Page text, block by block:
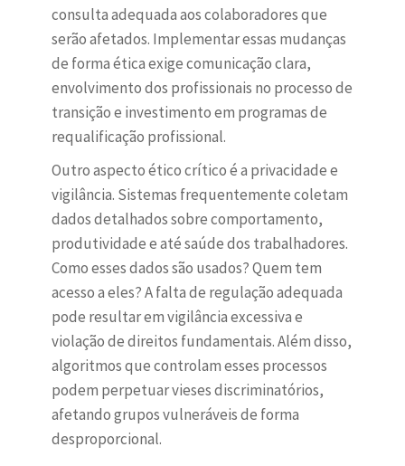
consulta adequada aos colaboradores que
serão afetados. Implementar essas mudanças
de forma ética exige comunicação clara,
envolvimento dos profissionais no processo de
transição e investimento em programas de
requalificação profissional.
Outro aspecto ético crítico é a privacidade e
vigilância. Sistemas frequentemente coletam
dados detalhados sobre comportamento,
produtividade e até saúde dos trabalhadores.
Como esses dados são usados? Quem tem
acesso a eles? A falta de regulação adequada
pode resultar em vigilância excessiva e
violação de direitos fundamentais. Além disso,
algoritmos que controlam esses processos
podem perpetuar vieses discriminatórios,
afetando grupos vulneráveis de forma
desproporcional.